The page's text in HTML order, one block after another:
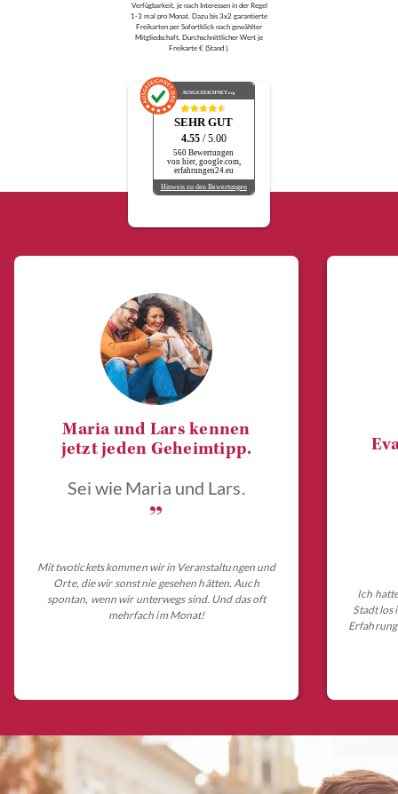
Verfügbarkeit, je nach Interessen in der Regel
1-3 mal pro Monat. Dazu bis 3x2 garantierte
Freikarten per Sofortklick nach gewählter
Mitgliedschaft. Durchschnittlicher Wert je
Freikarte € (Stand ).
AUSGEZEICHNET.org
SEHR GUT
4.55 / 5.00
560 Bewertungen
von hier, google.com,
erfahrungen24.eu
Hinweis zu den Bewertungen
Maria und Lars kennen
jetzt jeden Geheimtipp.
Sei wie Maria und Lars.
„
Mit twotickets kommen wir in Veranstaltungen und
Orte, die wir sonst nie gesehen hätten. Auch
spontan, wenn wir unterwegs sind. Und das oft
mehrfach im Monat!
Ich
Stadt los